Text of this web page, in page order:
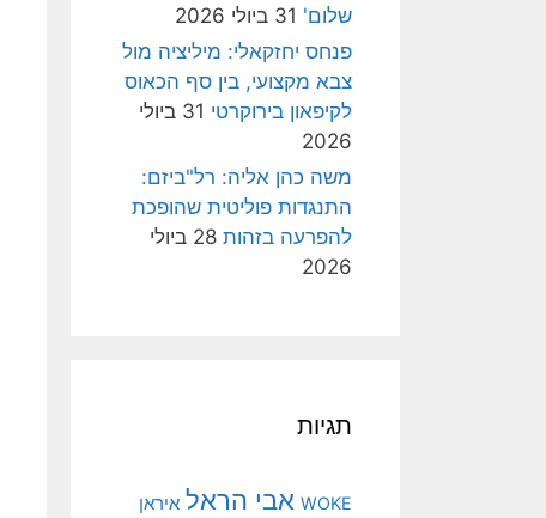
שלום' 31 ביולי 2026
פנחס יחזקאלי: מיליציה מול
צבא מקצועי, בין סף הכאוס
לקיפאון בירוקרטי
31 ביולי
2026
משה כהן אליה: רל"ביזם:
התנגדות פוליטית שהופכת
להפרעה בזהות
28 ביולי
2026
תגיות
WOKE אבי הראל איראן